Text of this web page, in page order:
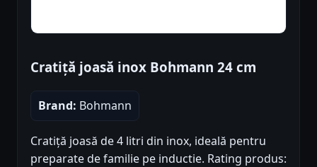
Cratiță joasă inox Bohmann 24 cm
Brand: Bohmann
Cratiță joasă de 4 litri din inox, ideală pentru
preparate de familie pe inductie. Rating produs: